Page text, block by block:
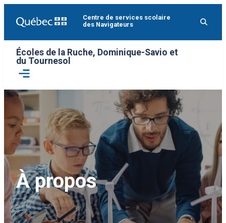
Centre de services scolaire
des Navigateurs
Écoles de la Ruche, Dominique-Savio et
du Tournesol
Ouvrir
le
menu
À propos